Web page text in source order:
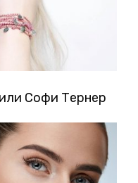
Софи Тернер